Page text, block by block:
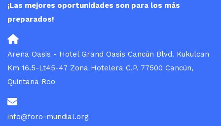
¡Las mejores oportunidades son para los más
preparados!
Arena Oasis - Hotel Grand Oasis Cancún Blvd. Kukulcan
Km 16.5-Lt45-47 Zona Hotelera C.P. 77500 Cancún,
Quintana Roo
info@foro-mundial.org